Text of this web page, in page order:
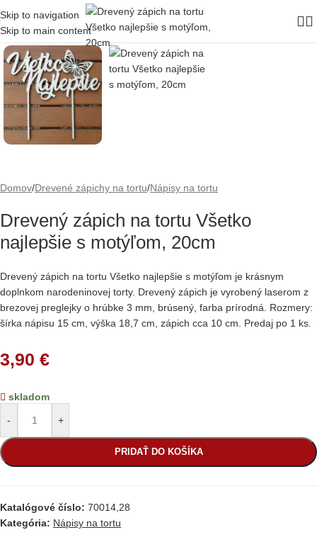
Skip to navigation
Skip to main content
Domov/Drevené zápichy na tortu/Nápisy na tortu
Drevený zápich na tortu Všetko
najlepšie s motýľom, 20cm
Drevený zápich na tortu Všetko najlepšie s motýľom je krásnym
doplnkom narodeninovej torty. Drevený zápich je vyrobený laserom z
brezovej preglejky o hrúbke 3 mm, brúsený, farba prírodná. Rozmery:
šírka nápisu 15 cm, výška 18,7 cm, zápich cca 10 cm. Predaj po 1 ks.
3,90 €
skladom
- +
PRIDAŤ DO KOŠÍKA
Katalógové číslo: 70014,28
Kategória: Nápisy na tortu